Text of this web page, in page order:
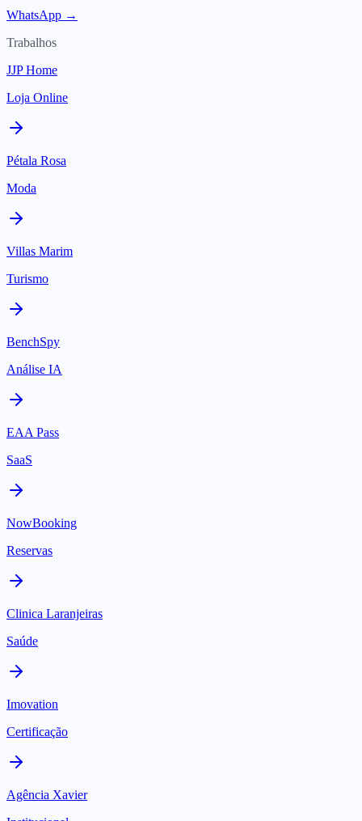
WhatsApp →
Trabalhos
JJP Home
Loja Online
Pétala Rosa
Moda
Villas Marim
Turismo
BenchSpy
Análise IA
EAA Pass
SaaS
NowBooking
Reservas
Clinica Laranjeiras
Saúde
Imovation
Certificação
Agência Xavier